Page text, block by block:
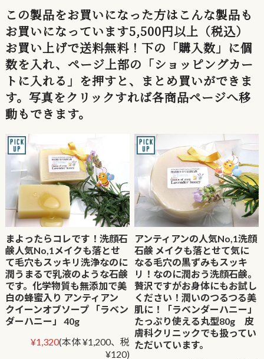
この製品をお買いになった方はこんな製品も
お買いになっています5,500円以上（税込）
お買い上げで送料無料！下の「購入数」に個
数を入れ、ページ上部の「ショッピングカー
トに入れる」を押すと、まとめ買いができま
す。写真をクリックすれば各商品ページへ移
動もできます。
まよったらコレです！洗顔石
鹸人気No,1メイクも落とせ
て毛穴もスッキリ洗浄なのに
潤うまるで乳液のような石鹸
です。化学物質も無添加で美
白の蜂蜜入り アンティアン
クイーンオブソープ 「ラベン
ダーハニー」 40g
¥1,320(本体 ¥1,200、税
¥120)
アンティアンの人気No,1洗顔
石鹸 メイクも落とせて気に
なる毛穴の黒ずみもスッキ
リ！なのに潤おう洗顔石鹸。
贅沢ですがお身体にもお試し
ください！潤いのつるつる美
肌に！「ラベンダーハニー」
たっぷり使える丸型80g 皮
膚科クリニックでも扱ってい
ただいています。